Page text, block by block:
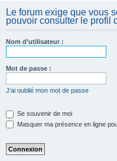
Le forum exige que vous
pouvoir consulter le profil
Nom d’utilisateur :
Mot de passe :
J’ai oublié mon mot de passe
Se souvenir de moi
Masquer ma présence en ligne